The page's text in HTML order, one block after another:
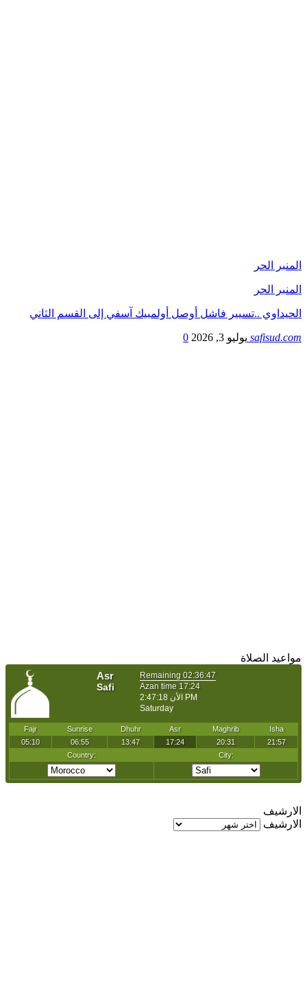
المنبر الحر
المنبر الحر
الحيداوي ..تسيير فاشل أوصل أولمبيك آسفي إلى القسم الثاني
safisud.com يوليو 3, 2026 0
مواعيد الصلاة
الارشيف
الارشيف